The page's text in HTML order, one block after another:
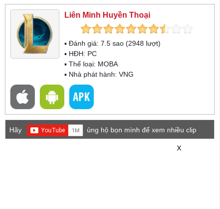
Liên Minh Huyền Thoại
▪ Đánh giá: 7.5 sao (2948 lượt)
▪ HĐH: PC
▪ Thể loại: MOBA
▪ Nhà phát hành: VNG
Hãy
ủng hộ bọn mình để xem nhiều clip
X